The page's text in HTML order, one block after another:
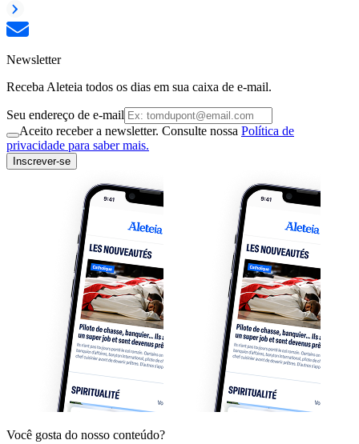
Newsletter
Receba Aleteia todos os dias em sua caixa de e-mail.
Seu endereço de e-mail
Aceito receber a newsletter. Consulte nossa Política de
privacidade para saber mais.
Inscrever-se
Você gosta do nosso conteúdo?